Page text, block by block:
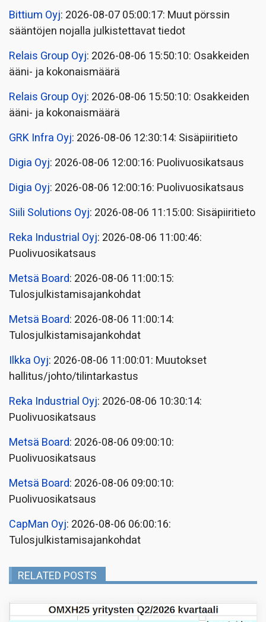
Bittium Oyj: 2026-08-07 05:00:17: Muut pörssin
sääntöjen nojalla julkistettavat tiedot
Relais Group Oyj: 2026-08-06 15:50:10: Osakkeiden
ääni- ja kokonaismäärä
Relais Group Oyj: 2026-08-06 15:50:10: Osakkeiden
ääni- ja kokonaismäärä
GRK Infra Oyj: 2026-08-06 12:30:14: Sisäpiiritieto
Digia Oyj: 2026-08-06 12:00:16: Puolivuosikatsaus
Digia Oyj: 2026-08-06 12:00:16: Puolivuosikatsaus
Siili Solutions Oyj: 2026-08-06 11:15:00: Sisäpiiritieto
Reka Industrial Oyj: 2026-08-06 11:00:46:
Puolivuosikatsaus
Metsä Board: 2026-08-06 11:00:15:
Tulosjulkistamisajankohdat
Metsä Board: 2026-08-06 11:00:14:
Tulosjulkistamisajankohdat
Ilkka Oyj: 2026-08-06 11:00:01: Muutokset
hallitus/johto/tilintarkastus
Reka Industrial Oyj: 2026-08-06 10:30:14:
Puolivuosikatsaus
Metsä Board: 2026-08-06 09:00:10:
Puolivuosikatsaus
Metsä Board: 2026-08-06 09:00:10:
Puolivuosikatsaus
CapMan Oyj: 2026-08-06 06:00:16:
Tulosjulkistamisajankohdat
RELATED POSTS